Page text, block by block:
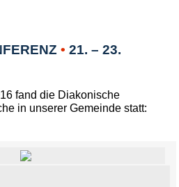
• 21. – 23.
fand die Diakonische
in unserer Gemeinde statt: